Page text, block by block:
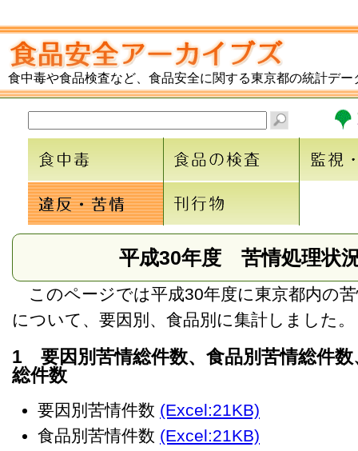
食中毒や食品検査など、食品安全に関する東京都の統計デー
平成30年度 苦情処理状
このページでは平成30年度に東京都内の
について、要因別、食品別に集計しました。
1 要因別苦情総件数、食品別苦情総件数
総件数
要因別苦情件数 (Excel:21KB)
食品別苦情件数 (Excel:21KB)